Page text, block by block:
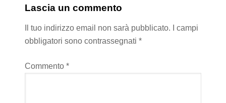
Lascia un commento
Il tuo indirizzo email non sarà pubblicato.
I campi
obbligatori sono contrassegnati *
Commento *